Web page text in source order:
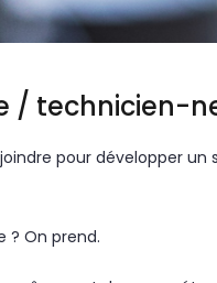
/ technicien-
pour développer
? On prend.